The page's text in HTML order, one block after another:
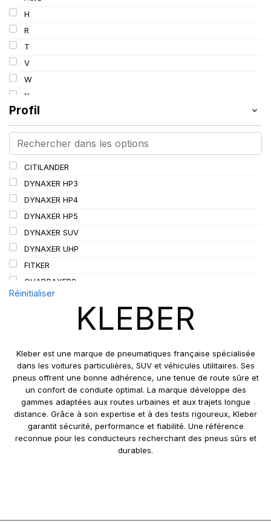
109/106
110/108
112A8/109B
114/111
115/113
116/113
116/114
127/127
144/141
H
R
T
V
W
Y
Profil
CITILANDER
DYNAXER HP3
DYNAXER HP4
DYNAXER HP5
DYNAXER SUV
DYNAXER UHP
FITKER
QUADRAXER2
SUP 8L
XL DYNAXER UHP
Réinitialiser
KLEBER
Kleber est une marque de pneumatiques française spécialisée
dans les voitures particulières, SUV et véhicules utilitaires. Ses
pneus offrent une bonne adhérence, une tenue de route sûre et
un confort de conduite optimal. La marque développe des
gammes adaptées aux routes urbaines et aux trajets longue
distance. Grâce à son expertise et à des tests rigoureux, Kleber
garantit sécurité, performance et fiabilité. Une référence
reconnue pour les conducteurs recherchant des pneus sûrs et
durables.